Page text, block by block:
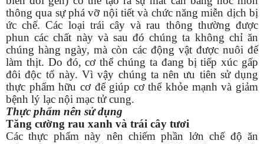
thông qua sự phá vỡ nội tiết và chức năng miễn dịch bị
ức chế. Các loại trái cây và rau thông thường được
phun các chất này và sau đó chúng ta không chỉ ăn
chúng hàng ngày, mà còn các động vật được nuôi để
làm thịt. Do đó, cơ thể chúng ta đang bị tiếp xúc gấp
đôi độc tố này. Vì vậy chúng ta nên ưu tiên sử dụng
thực phẩm hữu cơ để giúp cơ thể khỏe mạnh và giảm
bệnh lý lạc nội mạc tử cung.
Thực phẩm nên sử dụng
Tăng cường rau xanh và trái cây tươi
Các thực phẩm này nên chiếm phần lớn chế độ ăn